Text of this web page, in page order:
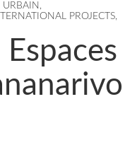
URBAIN ,
PROJECTS,